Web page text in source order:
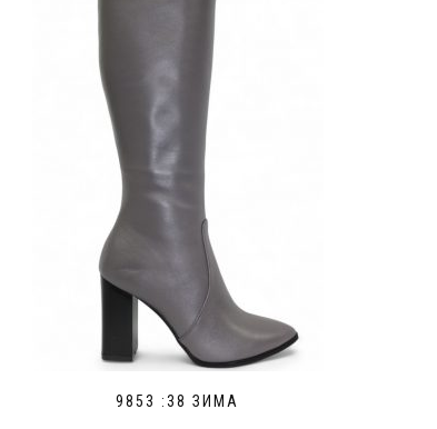
9853 :38 ЗИМА